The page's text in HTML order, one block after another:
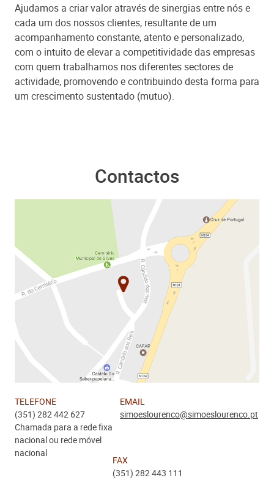
Ajudamos a criar valor através de sinergias entre nós e
cada um dos nossos clientes, resultante de um
acompanhamento constante, atento e personalizado,
com o intuito de elevar a competitividade das empresas
com quem trabalhamos nos diferentes sectores de
actividade, promovendo e contribuindo desta forma para
um crescimento sustentado (mutuo).
Contactos
TELEFONE
(351) 282 442 627
Chamada para a rede fixa
nacional ou rede móvel
nacional
EMAIL
simoeslourenco@simoeslourenco.pt
FAX
(351) 282 443 111